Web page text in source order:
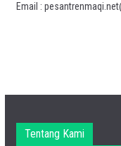
Email :
Tentang Kami